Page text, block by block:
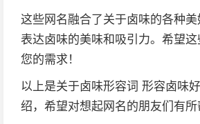
这些网名融合了关于卤味的各种
表达卤味的美味和吸引力。希望
您的需求！
以上是关于卤味形容词 形容卤味
绍，希望对想起网名的朋友们有所